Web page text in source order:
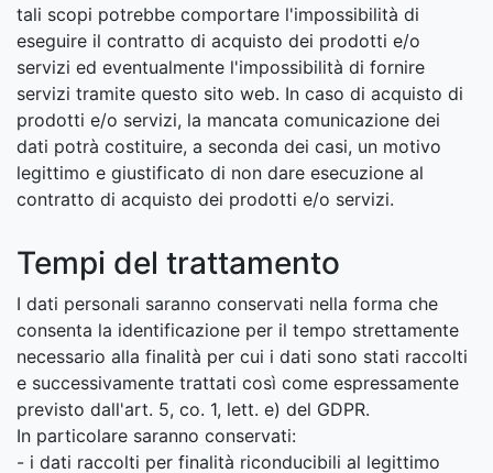
tali scopi potrebbe comportare l'impossibilità di
eseguire il contratto di acquisto dei prodotti e/o
servizi ed eventualmente l'impossibilità di fornire
servizi tramite questo sito web. In caso di acquisto di
prodotti e/o servizi, la mancata comunicazione dei
dati potrà costituire, a seconda dei casi, un motivo
legittimo e giustificato di non dare esecuzione al
contratto di acquisto dei prodotti e/o servizi.
Tempi del trattamento
I dati personali saranno conservati nella forma che
consenta la identificazione per il tempo strettamente
necessario alla finalità per cui i dati sono stati raccolti
e successivamente trattati così come espressamente
previsto dall'art. 5, co. 1, lett. e) del GDPR.
In particolare saranno conservati:
- i dati raccolti per finalità riconducibili al legittimo